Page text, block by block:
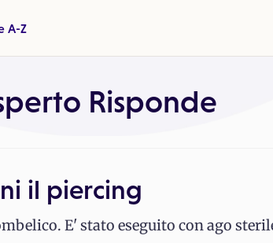
A-Z
Risponde
il piercing
E' stato eseguito con ago